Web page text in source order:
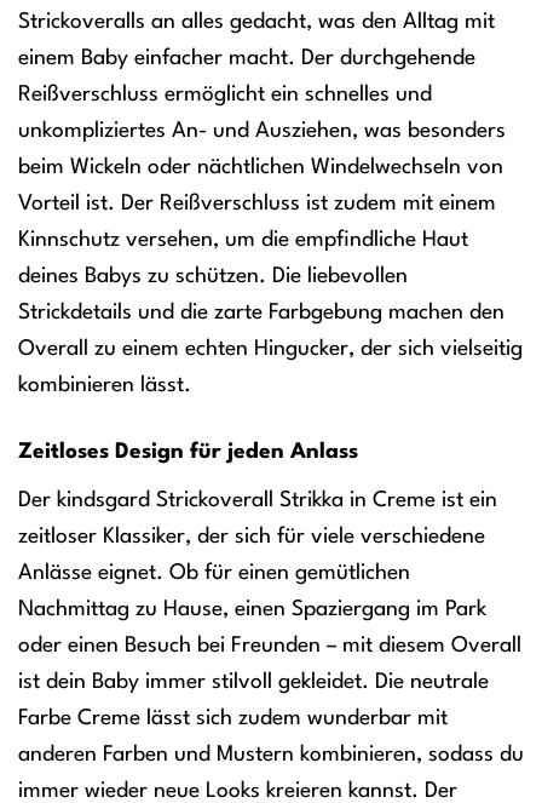
Strickoveralls an alles gedacht, was den Alltag mit
einem Baby einfacher macht. Der durchgehende
Reißverschluss ermöglicht ein schnelles und
unkompliziertes An- und Ausziehen, was besonders
beim Wickeln oder nächtlichen Windelwechseln von
Vorteil ist. Der Reißverschluss ist zudem mit einem
Kinnschutz versehen, um die empfindliche Haut
deines Babys zu schützen. Die liebevollen
Strickdetails und die zarte Farbgebung machen den
Overall zu einem echten Hingucker, der sich vielseitig
kombinieren lässt.
Zeitloses Design für jeden Anlass
Der kindsgard Strickoverall Strikka in Creme ist ein
zeitloser Klassiker, der sich für viele verschiedene
Anlässe eignet. Ob für einen gemütlichen
Nachmittag zu Hause, einen Spaziergang im Park
oder einen Besuch bei Freunden – mit diesem Overall
ist dein Baby immer stilvoll gekleidet. Die neutrale
Farbe Creme lässt sich zudem wunderbar mit
anderen Farben und Mustern kombinieren, sodass du
immer wieder neue Looks kreieren kannst. Der